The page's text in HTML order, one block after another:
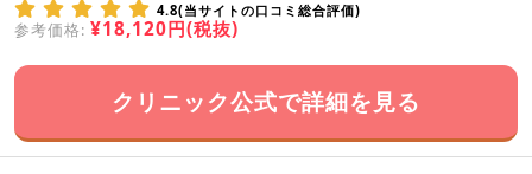
4.8(当サイトの口コミ総合評価)
参考価格: ¥18,120円(税抜)
クリニック公式で詳細を見る